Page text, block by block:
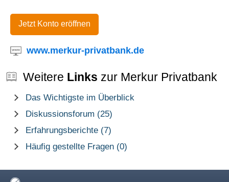
Jetzt Konto eröffnen
www.merkur-privatbank.de
Weitere Links zur Merkur Privatbank
Das Wichtigste im Überblick
Diskussionsforum (25)
Erfahrungsberichte (7)
Häufig gestellte Fragen (0)